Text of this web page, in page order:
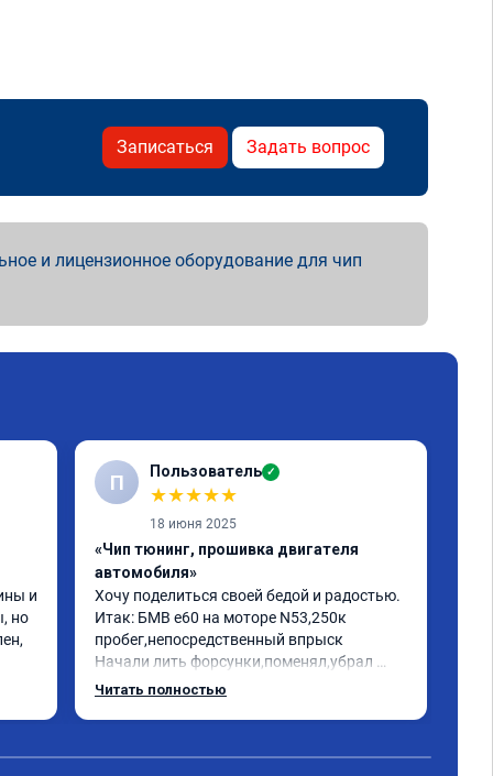
Записаться Задать вопрос
и лицензионное оборудование для чип
и
но
П Пользователь ✓
★★★★★
18 июня 2025
«Чип тюнинг, прошивка двигателя
автомобиля»
Хочу поделиться своей бедой и радостью.
Итак: БМВ е60 на моторе N53,250к
пробег,непосредственный впрыск
Начали лить форсунки,поменял,убрал
катализаторы,обратился к одному
Читать полностью